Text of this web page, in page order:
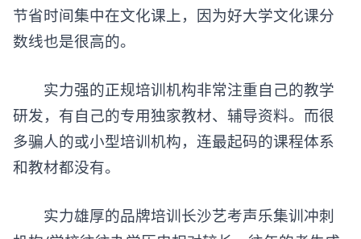
节省时间集中在文化课上，因为好大学文化课分
数线也是很高的。
实力强的正规培训机构非常注重自己的教学
研发，有自己的专用独家教材、辅导资料。而很
多骗人的或小型培训机构，连最起码的课程体系
和教材都没有。
实力雄厚的品牌培训长沙艺考声乐集训冲刺